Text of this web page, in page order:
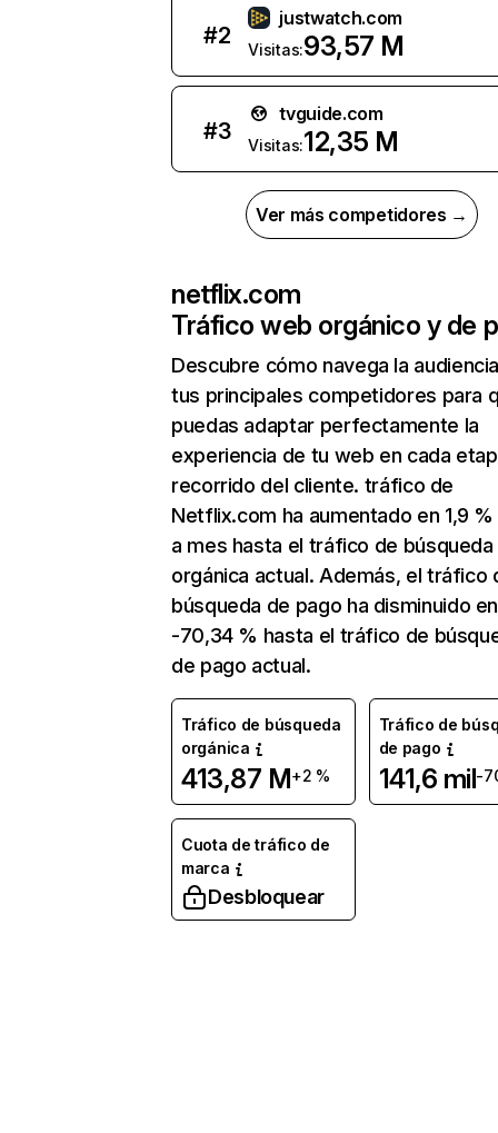
#2
justwatch.com
Visitas:93,57 M
#3
tvguide.com
Visitas:12,35 M
Ver más competidores →
netflix.com
Tráfico web orgánico y de
Descubre cómo navega la
tus principales competidores para
puedas adaptar perfectamente la
experiencia de tu web en cada
recorrido del cliente. tráfico de
Netflix.com ha aumentado en 1,9
a mes hasta el tráfico de búsqueda
orgánica actual. Además, el tráfico
búsqueda de pago ha disminuido en
-70,34 % hasta el tráfico de
de pago actual.
Tráfico de búsqueda
orgánica
413,87 M+2 %
Tráfico de
de pago
141,6 mil-
Cuota de tráfico de
marca
Desbloquear